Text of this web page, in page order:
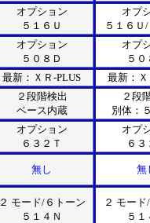
オプション
５１６Ｕ
オプ
５１６Ｕ
オプション
５０８Ｄ
オプ
５
最新：ＸＲ-PLUS 最新：Ｘ
２段階検出
ベース内蔵
２段
別体：
オプション
６３２Ｔ
オプ
６
無し 無
２ モード/６トーン
５１４Ｎ
２ モー
５